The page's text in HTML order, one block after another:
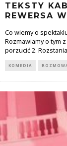
TEKSTY
REWERSA
Co wiemy o
Rozmawiamy o tym
porzucić 2.
KOMEDIA